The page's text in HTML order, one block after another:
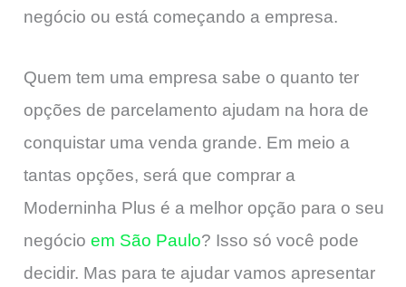
negócio ou está começando a empresa.
Quem tem uma empresa sabe o quanto ter
opções de parcelamento ajudam na hora de
conquistar uma venda grande. Em meio a
tantas opções, será que comprar a
Moderninha Plus é a melhor opção para o seu
negócio em São Paulo? Isso só você pode
decidir. Mas para te ajudar vamos apresentar